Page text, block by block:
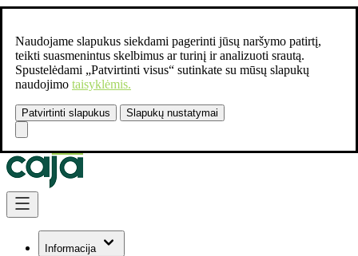
Naudojame slapukus siekdami pagerinti jūsų naršymo patirtį,
teikti suasmenintus skelbimus ar turinį ir analizuoti srautą.
Spustelėdami „Patvirtinti visus“ sutinkate su mūsų slapukų
naudojimo taisyklėmis.
Patvirtinti slapukus Slapukų nustatymai
Susisiekite:
Skip to Content
Informacija